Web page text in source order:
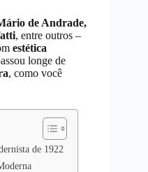
de Andrade,
, entre outros –
estética
longe de
, como você
de 1922